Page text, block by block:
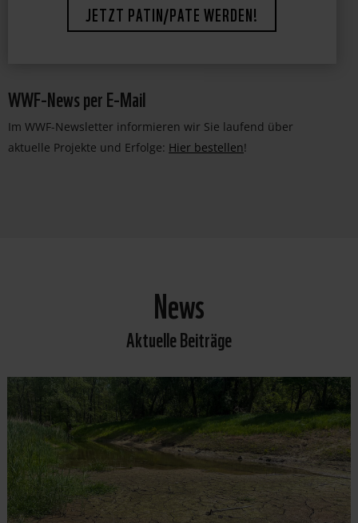
JETZT PATIN/PATE WERDEN!
WWF-News per E-Mail
Im WWF-Newsletter informieren wir Sie laufend über
aktuelle Projekte und Erfolge: Hier bestellen!
News
Aktuelle Beiträge